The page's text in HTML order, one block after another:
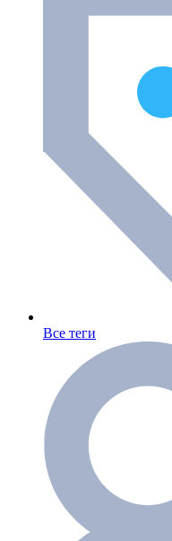
Все теги